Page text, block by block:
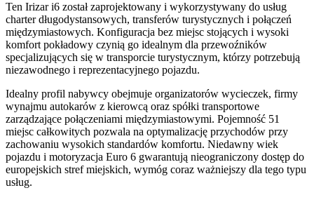
Ten Irizar i6 został zaprojektowany i wykorzystywany do usług
charter długodystansowych, transferów turystycznych i połączeń
międzymiastowych. Konfiguracja bez miejsc stojących i wysoki
komfort pokładowy czynią go idealnym dla przewoźników
specjalizujących się w transporcie turystycznym, którzy potrzebują
niezawodnego i reprezentacyjnego pojazdu.
Idealny profil nabywcy obejmuje organizatorów wycieczek, firmy
wynajmu autokarów z kierowcą oraz spółki transportowe
zarządzające połączeniami międzymiastowymi. Pojemność 51
miejsc całkowitych pozwala na optymalizację przychodów przy
zachowaniu wysokich standardów komfortu. Niedawny wiek
pojazdu i motoryzacja Euro 6 gwarantują nieograniczony dostęp do
europejskich stref miejskich, wymóg coraz ważniejszy dla tego typu
usług.